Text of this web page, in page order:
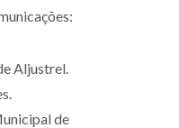
Aljustrel.
de